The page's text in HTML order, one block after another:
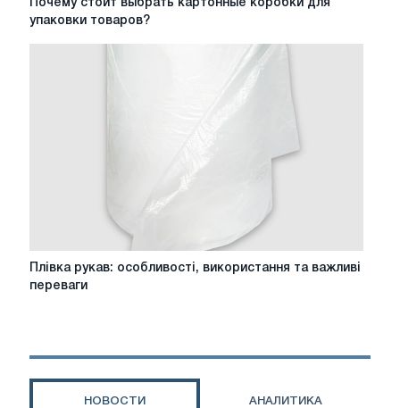
Почему стоит выбрать картонные коробки для
упаковки товаров?
Плівка
важливі
Плівка рукав: особливості, використання та важливі
переваги
НОВОСТИ АНАЛИТИКА